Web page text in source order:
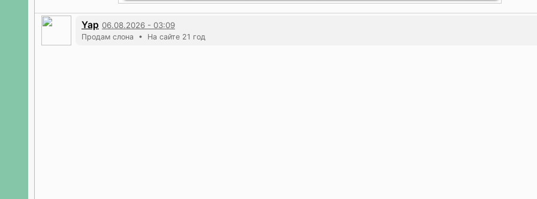
Yap 06.08.2026 - 03:09
Продам слона • На сайте 21 год